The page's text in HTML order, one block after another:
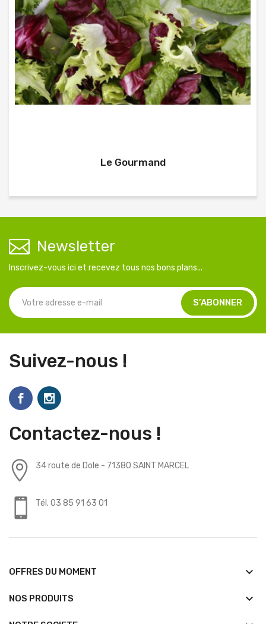
Le Gourmand
Newsletter
Inscrivez-vous ici et recevez tous nos bons plans...
Suivez-nous !
Contactez-nous !
34 route de Dole - 71380 SAINT MARCEL
Tél. 03 85 91 63 01
OFFRES DU MOMENT keyboard_arrow_down
NOS PRODUITS keyboard_arrow_down